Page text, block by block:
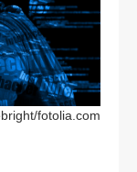
fotolia.com